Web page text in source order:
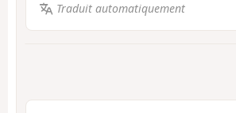
Traduit automatiquement